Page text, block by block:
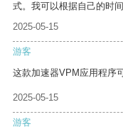
式。我可以根据自己的时
2025-05-15
游客
这款加速器VPM应用程序
2025-05-15
游客